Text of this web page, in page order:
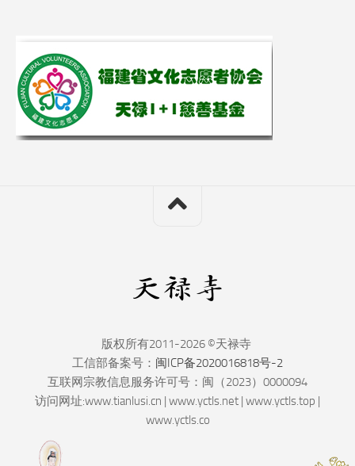
版权所有2011-2026 ©天禄寺
工信部备案号： 闽ICP备2020016818号-2
互联网宗教信息服务许可号：闽（2023）0000094
访问网址:www.tianlusi.cn | www.yctls.net | www.yctls.top |
www.yctls.co